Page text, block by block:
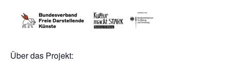
Über das Projekt: